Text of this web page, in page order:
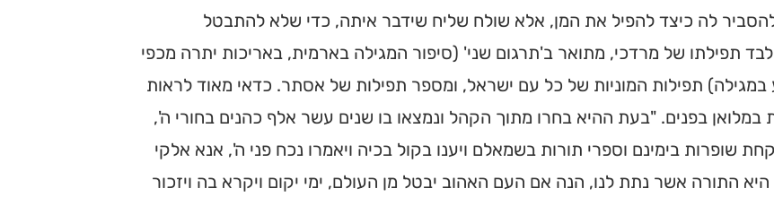
לה כיצד להפיל את המן, אלא שולח שליח שידבר איתה, כדי שלא להתבטל
תפילתו של מרדכי, מתואר ב'תרגום שני' (סיפור המגילה בארמית, באריכות יתרה מכפי
במגילה) תפילות המוניות של כל עם ישראל, ומספר תפילות של אסתר. כדאי מאוד לראות
במלואן בפנים. "בעת ההיא בחרו מתוך הקהל ונמצאו בו שנים עשר אלף כהנים בחורי ה',
שופרות בימינם וספרי תורות בשמאלם ויענו בקול בכיה ויאמרו נכח פני ה', אנא אלקי
התורה אשר נתת לנו, הנה אם העם האהוב יבטל מן העולם, ימי יקום ויקרא בה ויזכור